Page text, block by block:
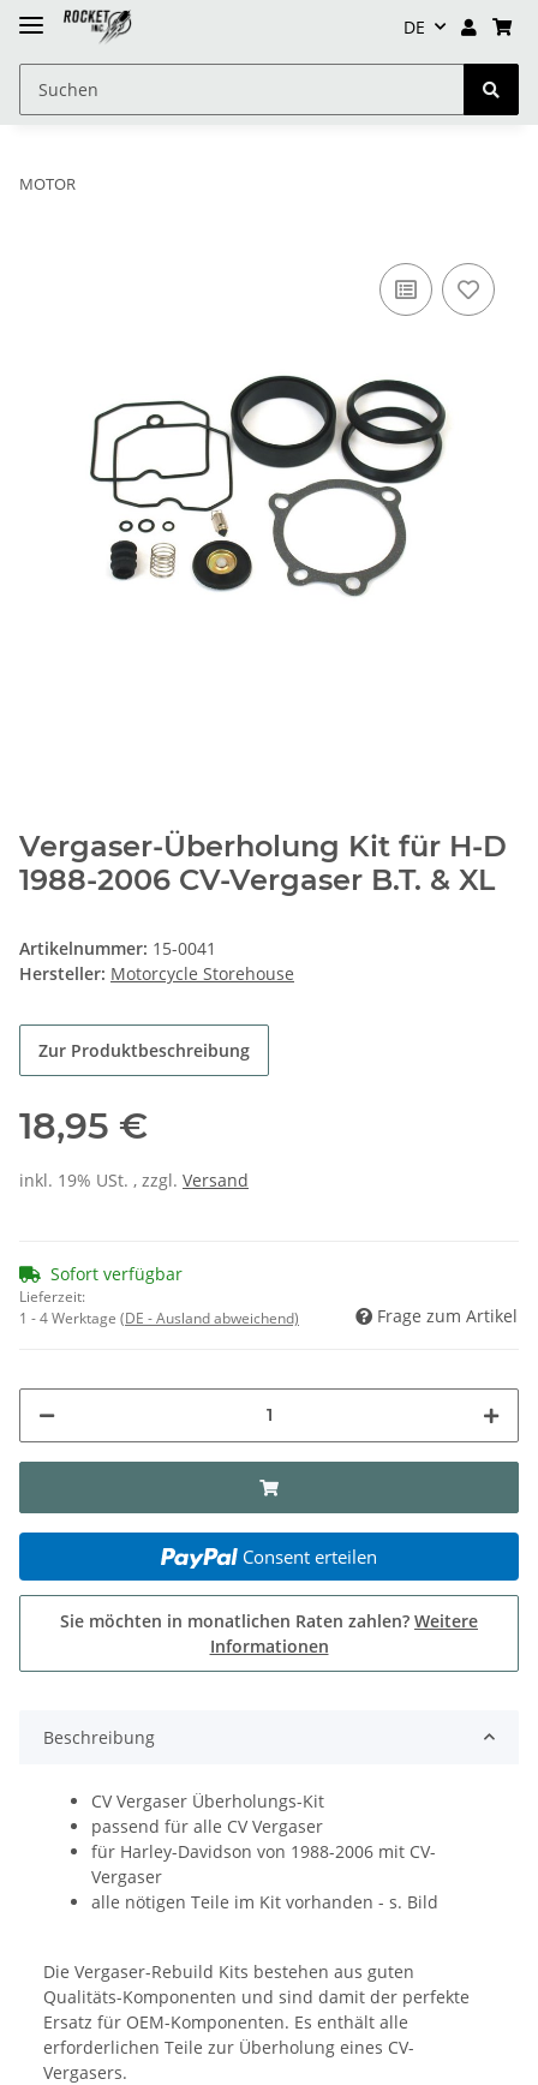
DE
MOTOR
Vergaser-Überholung Kit für H-D
1988-2006 CV-Vergaser B.T. & XL
Artikelnummer: 15-0041
Hersteller: Motorcycle Storehouse
Zur Produktbeschreibung
18,95 €
inkl. 19% USt. , zzgl. Versand
Sofort verfügbar
Lieferzeit:
1 - 4 Werktage (DE - Ausland abweichend) Frage zum Artikel
Consent erteilen
Sie möchten in monatlichen Raten zahlen? Weitere
Informationen
Beschreibung
CV Vergaser Überholungs-Kit
passend für alle CV Vergaser
für Harley-Davidson von 1988-2006 mit CV-
Vergaser
alle nötigen Teile im Kit vorhanden - s. Bild
Die Vergaser-Rebuild Kits bestehen aus guten
Qualitäts-Komponenten und sind damit der perfekte
Ersatz für OEM-Komponenten. Es enthält alle
erforderlichen Teile zur Überholung eines CV-
Vergasers.